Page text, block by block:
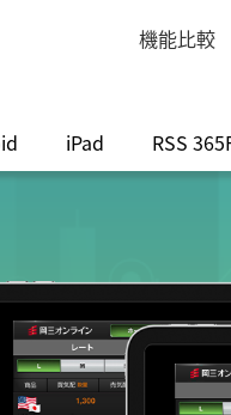
機能比較
iPad RSS